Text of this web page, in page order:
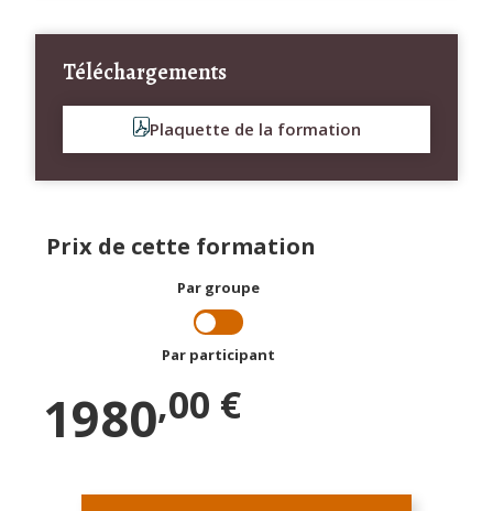
Téléchargements
Plaquette de la formation
Prix de cette formation
Par groupe
Par participant
1980,00 €